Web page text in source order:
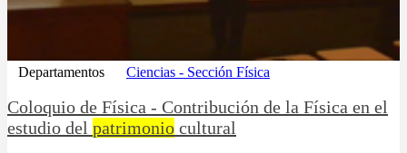
Departamentos Ciencias - Sección Física
Coloquio de Física - Contribución de la Física en el
estudio del patrimonio cultural